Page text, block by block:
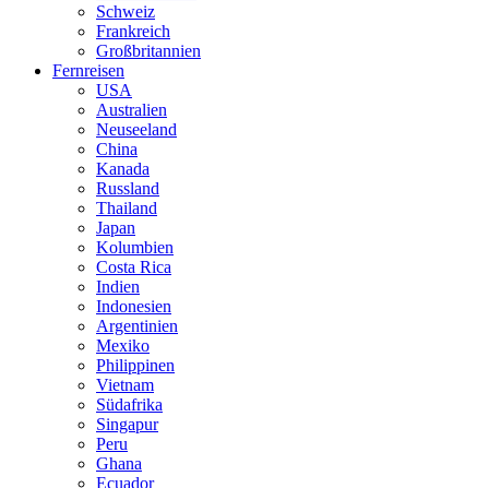
Schweiz
Frankreich
Großbritannien
Fernreisen
USA
Australien
Neuseeland
China
Kanada
Russland
Thailand
Japan
Kolumbien
Costa Rica
Indien
Indonesien
Argentinien
Mexiko
Philippinen
Vietnam
Südafrika
Singapur
Peru
Ghana
Ecuador